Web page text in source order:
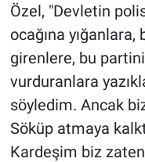
Özel, "Devletin
ocağına
girenlere, bu
vurduranlara
söyledim. Ancak
Söküp atmaya
Kardeşim biz